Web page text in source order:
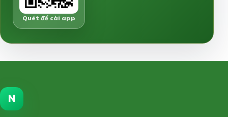
Quét để cài app
N